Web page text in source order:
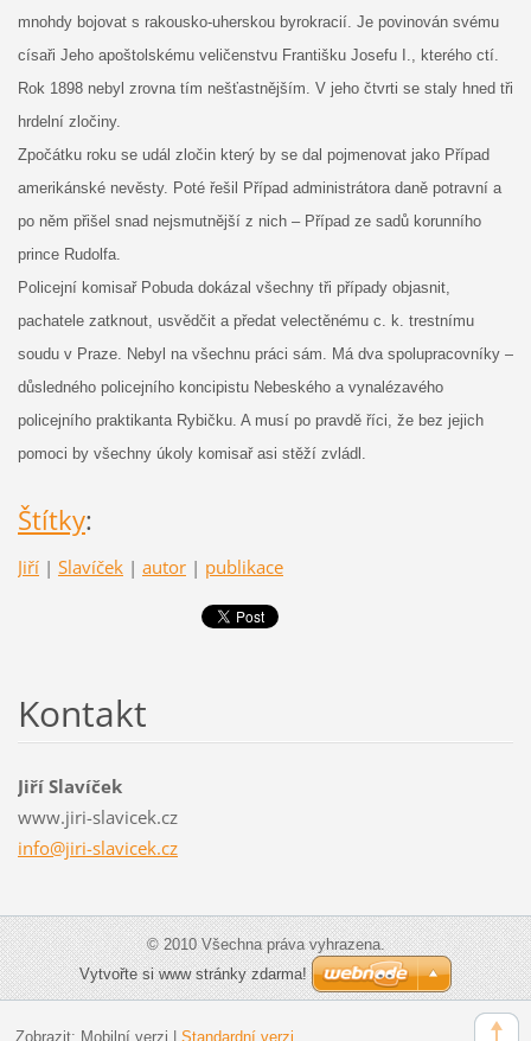
mnohdy bojovat s rakousko-uherskou byrokracií. Je povinován svému
císaři Jeho apoštolskému veličenstvu Františku Josefu I., kterého ctí.
Rok 1898 nebyl zrovna tím nešťastnějším. V jeho čtvrti se staly hned tři
hrdelní zločiny.
Zpočátku roku se udál zločin který by se dal pojmenovat jako Případ
amerikánské nevěsty. Poté řešil Případ administrátora daně potravní a
po něm přišel snad nejsmutnější z nich – Případ ze sadů korunního
prince Rudolfa.
Policejní komisař Pobuda dokázal všechny tři případy objasnit,
pachatele zatknout, usvědčit a předat velectěnému c. k. trestnímu
soudu v Praze. Nebyl na všechnu práci sám. Má dva spolupracovníky –
důsledného policejního koncipistu Nebeského a vynalézavého
policejního praktikanta Rybičku. A musí po pravdě říci, že bez jejich
pomoci by všechny úkoly komisař asi stěží zvládl.
Štítky:
Jiří | Slavíček | autor | publikace
Kontakt
Jiří Slavíček
www.jiri-slavicek.cz
info@jiri-slavicek.cz
© 2010 Všechna práva vyhrazena.
Vytvořte si www stránky zdarma!
Zobrazit: Mobilní verzi Standardní verzi